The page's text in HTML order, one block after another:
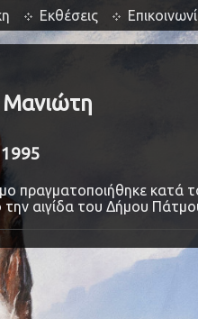
Εκθέσεις
Μανιώτη
πραγματοποιήθηκε κατά
αιγίδα του Δήμου